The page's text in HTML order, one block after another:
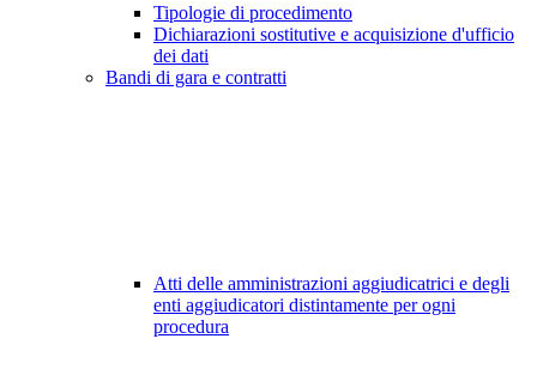
Tipologie di procedimento
Dichiarazioni sostitutive e acquisizione d'ufficio
dei dati
Bandi di gara e contratti
Atti delle amministrazioni aggiudicatrici e degli
enti aggiudicatori distintamente per ogni
procedura